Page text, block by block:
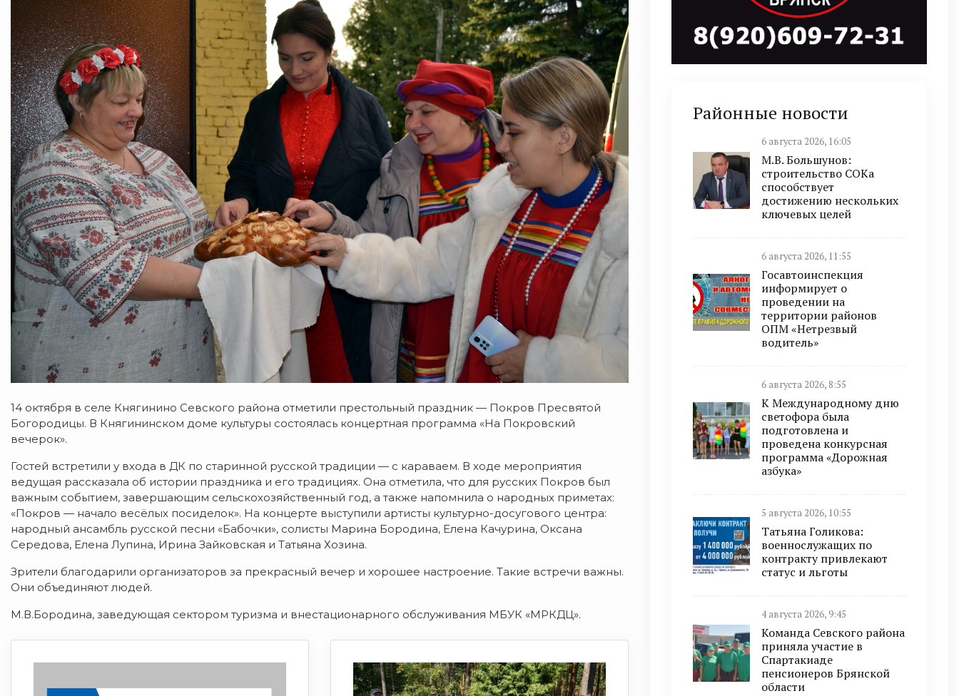
14 октября в селе Княгинино Севского района отметили престольный праздник — Покров Пресвятой
Богородицы. В Княгининском доме культуры состоялась концертная программа «На Покровский
вечерок».
Гостей встретили у входа в ДК по старинной русской традиции — с караваем. В ходе мероприятия
ведущая рассказала об истории праздника и его традициях. Она отметила, что для русских Покров был
важным событием, завершающим сельскохозяйственный год, а также напомнила о народных приметах:
«Покров — начало весёлых посиделок». На концерте выступили артисты культурно-досугового центра:
народный ансамбль русской песни «Бабочки», солисты Марина Бородина, Елена Качурина, Оксана
Середова, Елена Лупина, Ирина Зайковская и Татьяна Хозина.
Зрители благодарили организаторов за прекрасный вечер и хорошее настроение. Такие встречи важны.
Они объединяют людей.
М.В.Бородина, заведующая сектором туризма и внестационарного обслуживания МБУК «МРКДЦ».
Районные новости
6 августа 2026, 16:05
М.В. Большунов:
строительство СОКа
способствует
достижению нескольких
ключевых целей
6 августа 2026, 11:55
Госавтоинспекция
информирует о
проведении на
территории районов
ОПМ «Нетрезвый
водитель»
6 августа 2026, 8:55
К Международному дню
светофора была
подготовлена и
проведена конкурсная
программа «Дорожная
азбука»
5 августа 2026, 10:55
Татьяна Голикова:
военнослужащих по
контракту привлекают
статус и льготы
4 августа 2026, 9:45
Команда Севского района
приняла участие в
Спартакиаде
пенсионеров Брянской
области